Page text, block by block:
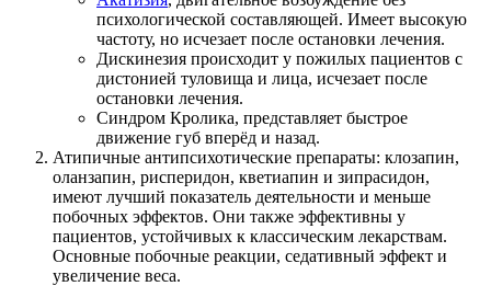
психологической составляющей. Имеет высокую
частоту, но исчезает после остановки лечения.
Дискинезия происходит у пожилых пациентов с
дистонией туловища и лица, исчезает после
остановки лечения.
Синдром Кролика, представляет быстрое
движение губ вперёд и назад.
Атипичные антипсихотические препараты: клозапин,
оланзапин, рисперидон, кветиапин и зипрасидон,
имеют лучший показатель деятельности и меньше
побочных эффектов. Они также эффективны у
пациентов, устойчивых к классическим лекарствам.
Основные побочные реакции, седативный эффект и
увеличение веса.